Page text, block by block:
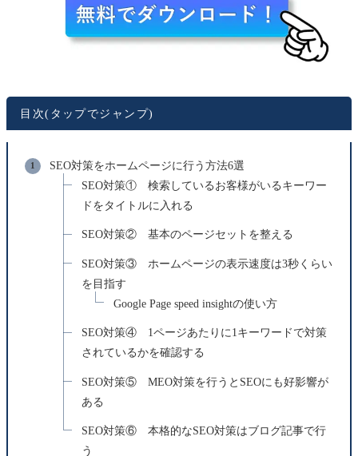
目次(タップでジャンプ)
SEO対策をホームページに行う方法6選
SEO対策① 検索しているお客様がいるキーワー
ドをタイトルに入れる
SEO対策② 基本のページセットを整える
SEO対策③ ホームページの表示速度は3秒くらい
を目指す
Google Page speed insightの使い方
SEO対策④ 1ページあたりに1キーワードで対策
されているかを確認する
SEO対策⑤ MEO対策を行うとSEOにも好影響が
ある
SEO対策⑥ 本格的なSEO対策はブログ記事で行
う